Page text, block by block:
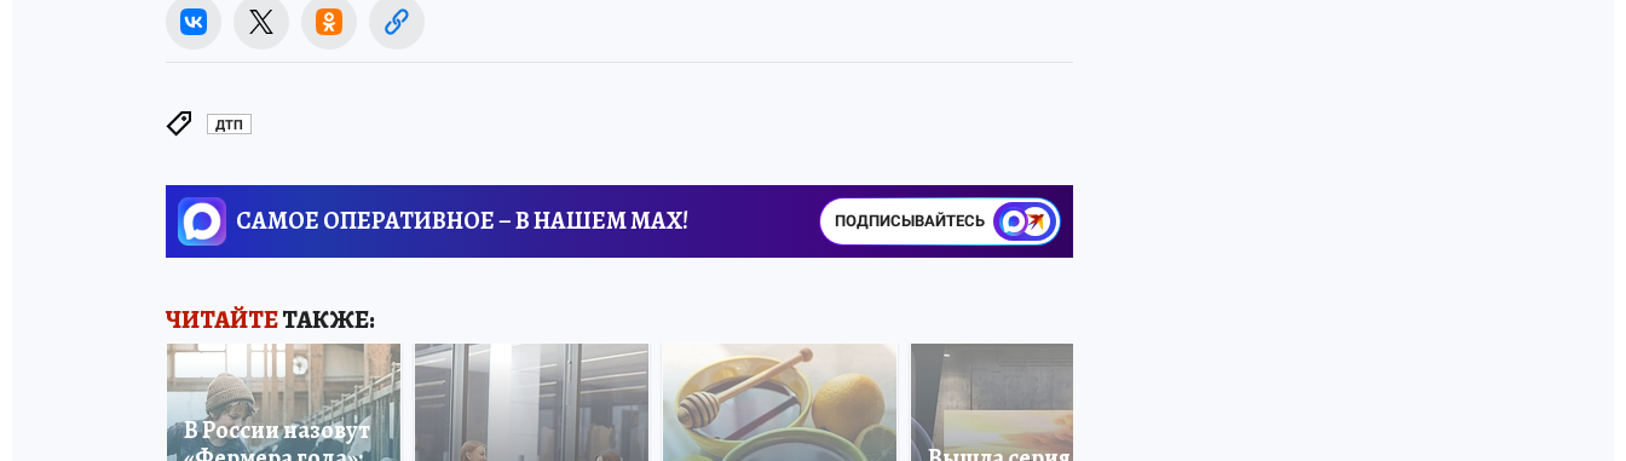
ДТП
САМОЕ ОПЕРАТИВНОЕ – В НАШЕМ MAX! ПОДПИСЫВАЙТЕСЬ
ЧИТАЙТЕТАКЖЕ:
В России назовут